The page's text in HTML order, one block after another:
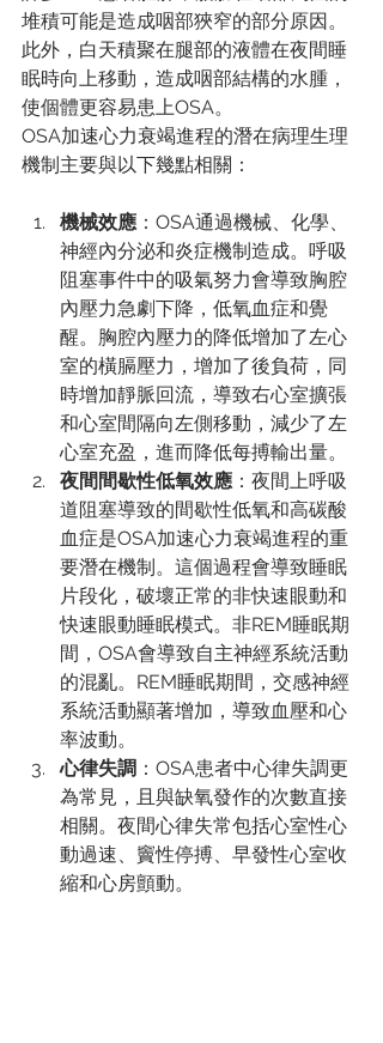
堆積可能是造成咽部狹窄的部分原因。
此外，白天積聚在腿部的液體在夜間睡
眠時向上移動，造成咽部結構的水腫，
使個體更容易患上OSA。
OSA加速心力衰竭進程的潛在病理生理
機制主要與以下幾點相關：
機械效應 ：OSA通過機械、化學、
神經內分泌和炎症機制造成。呼吸
阻塞事件中的吸氣努力會導致胸腔
內壓力急劇下降，低氧血症和覺
醒。胸腔內壓力的降低增加了左心
室的橫膈壓力，增加了後負荷，同
時增加靜脈回流，導致右心室擴張
和心室間隔向左側移動，減少了左
心室充盈，進而降低每搏輸出量。
夜間間歇性低氧效應 ：夜間上呼吸
道阻塞導致的間歇性低氧和高碳酸
血症是OSA加速心力衰竭進程的重
要潛在機制。這個過程會導致睡眠
片段化，破壞正常的非快速眼動和
快速眼動睡眠模式。非REM睡眠期
間，OSA會導致自主神經系統活動
的混亂。REM睡眠期間，交感神經
系統活動顯著增加，導致血壓和心
率波動。
心律失調 ：OSA患者中心律失調更
為常見，且與缺氧發作的次數直接
相關。夜間心律失常包括心室性心
動過速、竇性停搏、早發性心室收
縮和心房顫動。